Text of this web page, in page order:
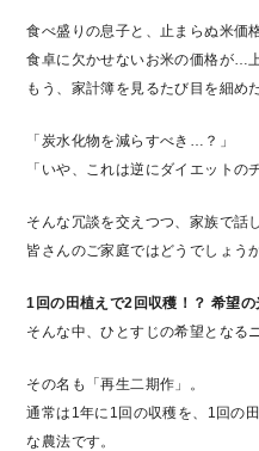
食べ盛りの息子と、止まらぬ米価格
食卓に欠かせないお米の価格が…
もう、家計簿を見るたび目を細め
「炭水化物を減らすべき…？」
「いや、これは逆にダイエットの
そんな冗談を交えつつ、家族で話
皆さんのご家庭ではどうでしょう
1回の田植えで2回収穫！？ 希望の
そんな中、ひとすじの希望となる
その名も「再生二期作」。
通常は1年に1回の収穫を、1回の
な農法です。